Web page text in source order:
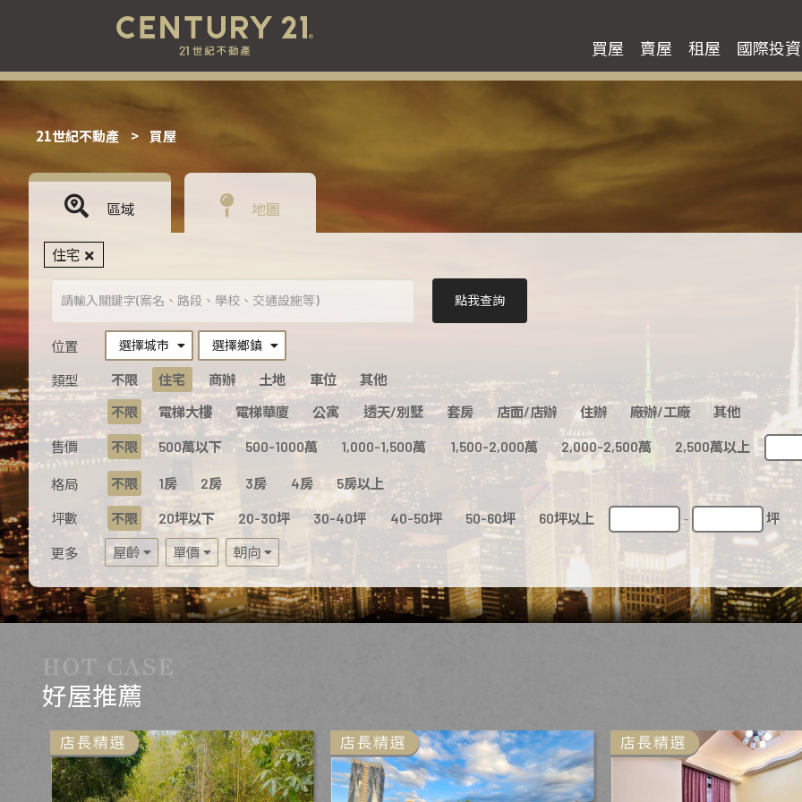
買屋 賣屋 租屋 國際投資
21世紀不動產 > 買屋
區域 地圖
住宅
點我查詢
位置 選擇城市 選擇鄉鎮
類型 不限 住宅 商辦 土地 車位
其他
不限
電梯大樓 電梯華廈 公寓 透天/別墅 套房 店面/店辦 住辦 廠辦/工廠 其他
售價 不限 500萬以下 500-1000萬 1,000-1,500萬 1,500-2,000萬 2,000-2,500萬 2,500萬以上
格局 不限 1房 2房 3房 4房 5房以上
坪數 不限 20坪以下 20-30坪 30-40坪 40-50坪 50-60坪 60坪以上 - 坪
更多 屋齡 單價 朝向
好屋推薦